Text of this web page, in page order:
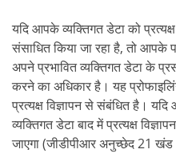
यदि आपके व्यक्तिगत डेटा को
संसाधित किया जा रहा है, तो आपके
अपने प्रभावित व्यक्तिगत डेटा के
करने का अधिकार है। यह
प्रत्यक्ष विज्ञापन से संबंधित है।
व्यक्तिगत डेटा बाद में प्रत्यक्ष
जाएगा (जीडीपीआर अनुच्छेद 21